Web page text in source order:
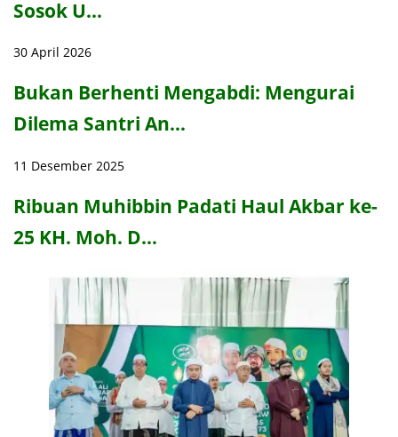
Sosok U…
30 April 2026
Bukan Berhenti Mengabdi: Mengurai
Dilema Santri An…
11 Desember 2025
Ribuan Muhibbin Padati Haul Akbar ke-
25 KH. Moh. D…